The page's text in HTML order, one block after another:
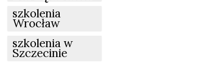
szkolenia
Wrocław
szkolenia w
Szczecinie